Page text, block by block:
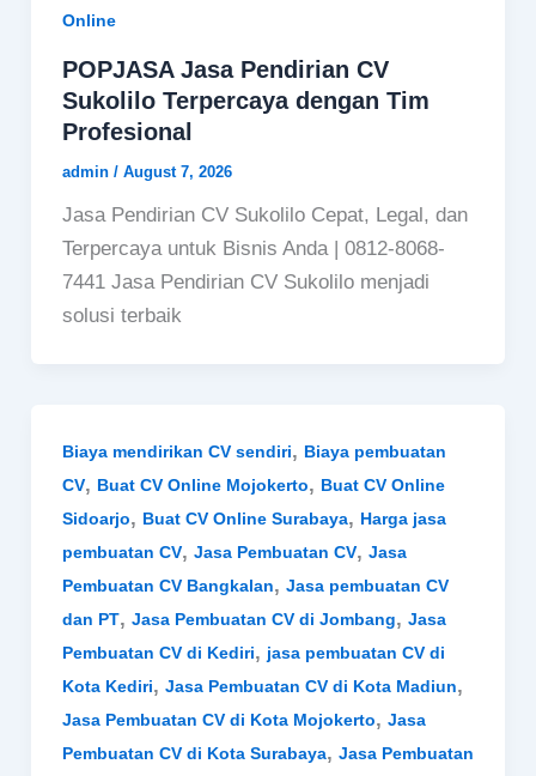
Online
POPJASA Jasa Pendirian CV
Sukolilo Terpercaya dengan Tim
Profesional
admin / August 7, 2026
Jasa Pendirian CV Sukolilo Cepat, Legal, dan
Terpercaya untuk Bisnis Anda | 0812-8068-
7441 Jasa Pendirian CV Sukolilo menjadi
solusi terbaik
Biaya mendirikan CV sendiri, Biaya pembuatan
CV, Buat CV Online Mojokerto, Buat CV Online
Sidoarjo, Buat CV Online Surabaya, Harga jasa
pembuatan CV, Jasa Pembuatan CV, Jasa
Pembuatan CV Bangkalan, Jasa pembuatan CV
dan PT, Jasa Pembuatan CV di Jombang, Jasa
Pembuatan CV di Kediri, jasa pembuatan CV di
Kota Kediri, Jasa Pembuatan CV di Kota Madiun,
Jasa Pembuatan CV di Kota Mojokerto, Jasa
Pembuatan CV di Kota Surabaya, Jasa Pembuatan